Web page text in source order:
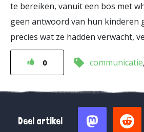
te bereiken, vanuit een bos met
geen antwoord van hun kinderen
precies wat ze hadden verwacht,
0 communicatie
Deel artikel